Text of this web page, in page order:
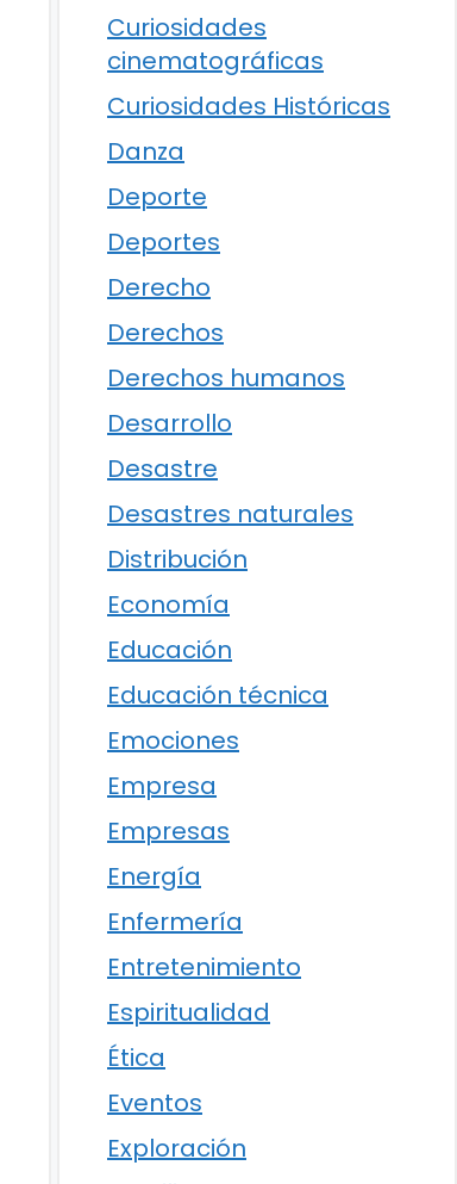
Curiosidades
cinematográficas
Curiosidades Históricas
Danza
Deporte
Deportes
Derecho
Derechos
Derechos humanos
Desarrollo
Desastre
Desastres naturales
Distribución
Economía
Educación
Educación técnica
Emociones
Empresa
Empresas
Energía
Enfermería
Entretenimiento
Espiritualidad
Ética
Eventos
Exploración